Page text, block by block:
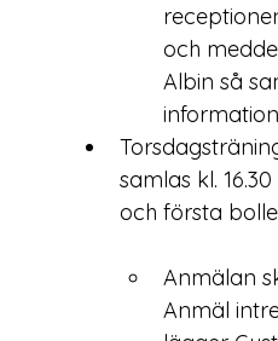
och
Albin så
samlas kl.
Anmälan
Anmäl